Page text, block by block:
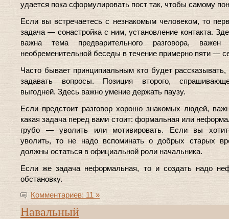
удается пока сформулировать пост так, чтобы самому
Если вы встречаетесь с незнакомым человеком, то
задача — сонастройка с ним, установление контакта.
важна тема предварительного разговора,
необременительной беседы в течение примерно пяти —
Часто бывает принципиальным кто будет рассказывать,
задавать вопросы. Позиция второго,
выгодней. Здесь важно умение держать паузу.
Если предстоит разговор хорошо знакомых людей,
какая задача перед вами стоит: формальная или
грубо — уволить или мотивировать. Если вы
уволить, то не надо вспоминать о добрых старых
должны остаться в официальной роли начальника.
Если же задача неформальная, то и создать надо
обстановку.
Комментариев: 11 »
Навальный